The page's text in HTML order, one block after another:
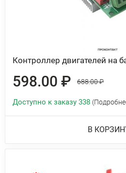
Контроллер двигателей на
598.00 ₽ 688.00 ₽
Доступно к заказу 338
В